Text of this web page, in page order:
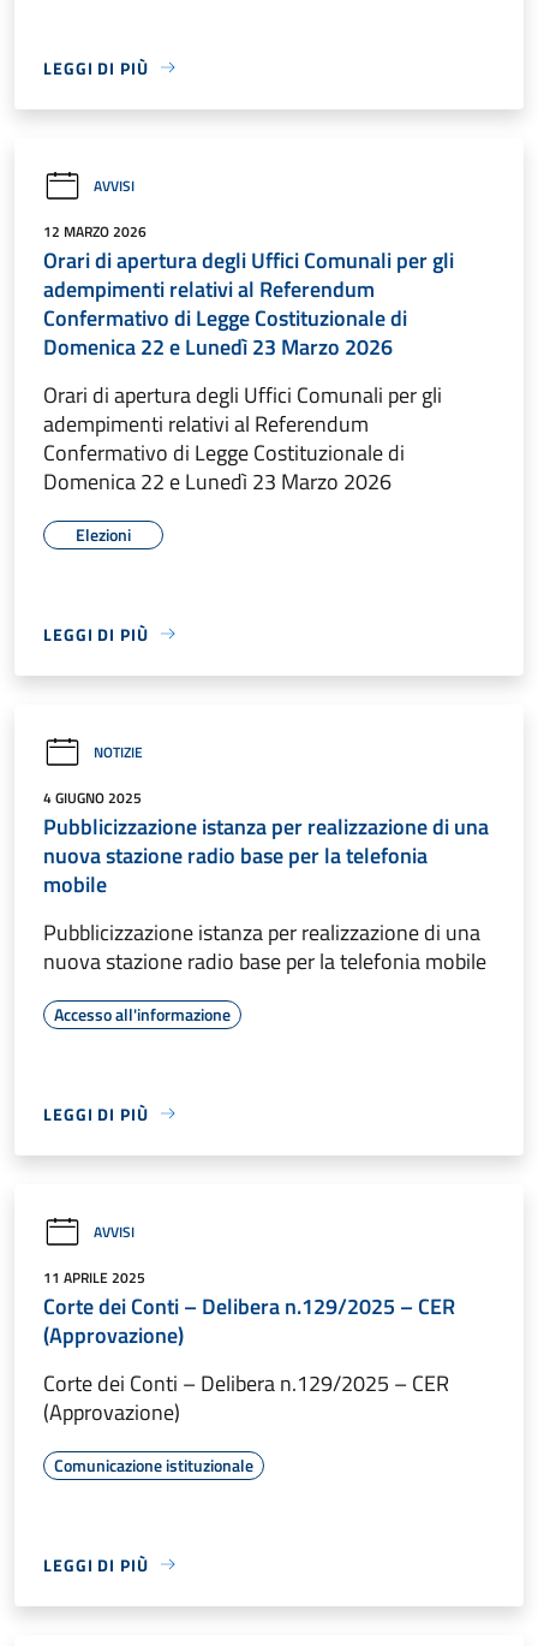
LEGGI DI PIÙ
AVVISI
12 MARZO 2026
Orari di apertura degli Uffici Comunali per gli
adempimenti relativi al Referendum
Confermativo di Legge Costituzionale di
Domenica 22 e Lunedì 23 Marzo 2026
Orari di apertura degli Uffici Comunali per gli
adempimenti relativi al Referendum
Confermativo di Legge Costituzionale di
Domenica 22 e Lunedì 23 Marzo 2026
Elezioni
LEGGI DI PIÙ
NOTIZIE
4 GIUGNO 2025
Pubblicizzazione istanza per realizzazione di una
nuova stazione radio base per la telefonia
mobile
Pubblicizzazione istanza per realizzazione di una
nuova stazione radio base per la telefonia mobile
Accesso all'informazione
LEGGI DI PIÙ
AVVISI
11 APRILE 2025
Corte dei Conti – Delibera n.129/2025 – CER
(Approvazione)
Corte dei Conti – Delibera n.129/2025 – CER
(Approvazione)
Comunicazione istituzionale
LEGGI DI PIÙ